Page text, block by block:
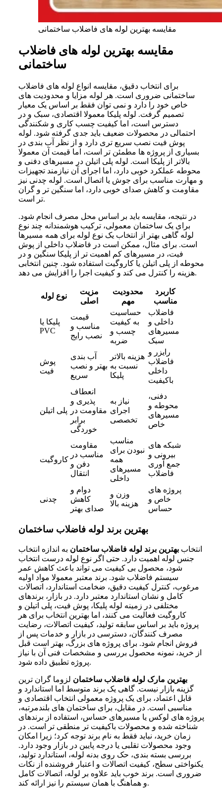
مقایسه بهترین لوله های فاضلاب ساختمانی
مقایسه بهترین لوله های فاضلاب
ساختمانی
برای انتخاب دقیق، مقایسه انواع لوله های فاضلاب
ساختمانی ضروری است. هر لوله مزایا و محدودیت های
خاص خود را دارد و نمی توان فقط بر اساس یک معیار
تصمیم گرفت. لوله پلیکا معمولا اقتصادی، سبک و در
دسترس است، اما کیفیت چسب کاری و شکنندگی
احتمالی در محصولات ضعیف باید جدی گرفته شود. لوله
پوش فیت نصب سریع تری دارد و از نظر آب بندی در
بسیاری از پروژه ها مطمئن تر است، اما قیمت آن معمولا
بالاتر از پلیکا است. لوله پلی اتیلن در مسیرهای دفنی و
محوطه عملکرد خوبی دارد، اما اجرای آن نیازمند تجهیزات
و مهارت مناسب برای جوش یا اتصال است. لوله چدنی نیز
مقاومت و کاهش صدای خوبی دارد، اما سنگین تر و گران
تر است.
در نتیجه، مقایسه باید بر اساس محل مصرف انجام شود.
برای یک ساختمان معمولی، ترکیب هوشمندانه چند نوع
لوله گاهی بهتر از انتخاب یک نوع لوله برای همه مسیرها
است. برای مثال، ممکن است در فاضلاب داخلی از پوش
فیت، در مسیرهای کم اهمیت تر از پلیکا سنگین و در
محوطه از پلی اتیلن یا کاروگیت استفاده شود. چنین انتخابی
هزینه را کنترل می کند و کیفیت اجرا را افزایش می دهد.
نوع لوله
مزیت
اصلی
محدودیت
مهم
کاربرد
مناسب
پلیکا یا
PVC
قیمت
مناسب و
نصب رایج
حساسیت
به کیفیت
چسب و
ضربه
فاضلاب
داخلی و
مسیرهای
سبک
پوش
فیت
آب بندی
بهتر و نصب
سریع
هزینه بالاتر
نسبت به
پلیکا
رایزر و
فاضلاب
داخلی
باکیفیت
پلی اتیلن
انعطاف
پذیری و
مقاومت در
برابر
خوردگی
نیاز به
اجرای
تخصصی
دفنی،
محوطه و
مسیرهای
خاص
کاروگیت
مقاومت
مناسب در
دفن و
انتقال
مناسب
نبودن برای
همه
مسیرهای
داخلی
شبکه های
بیرونی و
جمع آوری
فاضلاب
چدنی
دوام و
کاهش
صدای بهتر
وزن و
هزینه بالا
پروژه های
خاص و
حساس
بهترین برند لوله فاضلاب ساختمان
انتخاببهترین برند لوله فاضلاب ساختمان به اندازه انتخاب
جنس لوله اهمیت دارد. حتی اگر نوع لوله درست انتخاب
شود، محصول بی کیفیت می تواند باعث کاهش عمر
سیستم فاضلاب شود. برند معتبر معمولا مواد اولیه
مرغوب، کنترل کیفیت دقیق، ضخامت استاندارد، اتصالات
کامل و نشان استاندارد معتبر دارد. در بازار، برندهای
مختلفی در زمینه لوله پلیکا، پوش فیت، پلی اتیلن و
کاروگیت فعالیت می کنند، اما بهترین انتخاب برای هر
پروژه باید بر اساس سابقه تولید، کیفیت اتصالات، رضایت
مصرف کنندگان، دسترسی در بازار و خدمات پس از
فروش انجام شود. برای پروژه های بزرگ، بهتر است قبل
از خرید، نمونه محصول بررسی و مشخصات فنی آن با نیاز
پروژه تطبیق داده شود.
بهترین مارک لوله فاضلاب ساختمان لزوما گران ترین
گزینه بازار نیست. گاهی یک برند متوسط اما استاندارد و
قابل اعتماد، برای یک پروژه معمولی انتخاب اقتصادی و
مناسبی است. در مقابل، برای ساختمان های بلندمرتبه،
پروژه های لوکس یا مسیرهای حساس، استفاده از برندهای
شناخته شده و محصولات باکیفیت تر منطقی تر است. در
زمان خرید، نباید فقط به نام برند توجه کرد؛ زیرا امکان
وجود محصولات تقلبی یا درجه پایین در بازار وجود دارد.
بررسی بسته بندی، حک روی بدنه لوله، استاندارد تولید،
یکنواختی سطح، کیفیت اتصالات و اعتبار فروشنده از نکات
ضروری است. برند خوب باید علاوه بر لوله، اتصالات کامل
و هماهنگ با همان سیستم را نیز ارائه کند.